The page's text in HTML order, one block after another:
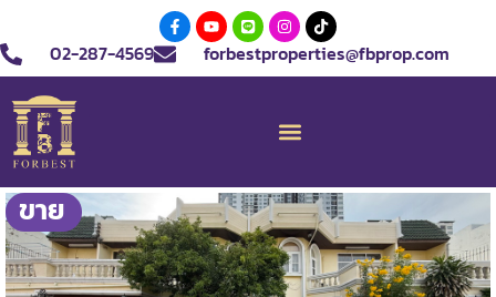
02-287-4569 forbestproperties@fbprop.com
ขาย